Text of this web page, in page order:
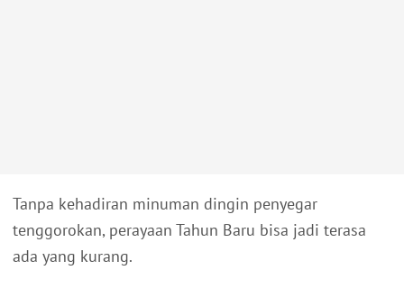
Tanpa kehadiran minuman dingin penyegar
tenggorokan, perayaan Tahun Baru bisa jadi terasa
ada yang kurang.